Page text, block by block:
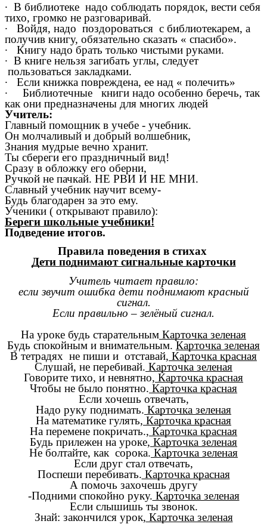
∙ В библиотеке надо соблюдать порядок, вести себя
тихо, громко не разговаривай.
∙ Войдя, надо поздороваться с библиотекарем, а
получив книгу, обязательно сказать « спасибо».
∙ Книгу надо брать только чистыми руками.
∙ В книге нельзя загибать углы, следует
пользоваться закладками.
∙ Если книжка повреждена, ее над « полечить»
∙ Библиотечные книги надо особенно беречь, так
как они предназначены для многих людей
Учитель:
Главный помощник в учебе - учебник.
Он молчаливый и добрый волшебник,
Знания мудрые вечно хранит.
Ты сбереги его праздничный вид!
Сразу в обложку его оберни,
Ручкой не пачкай. НЕ РВИ И НЕ МНИ.
Славный учебник научит всему-
Будь благодарен за это ему.
Ученики ( открывают правило):
Береги школьные учебники!
Подведение итогов.
Правила поведения в стихах
Дети поднимают сигнальные карточки
Учитель читает правило:
если звучит ошибка дети поднимают красный
сигнал.
Если правильно – зелёный сигнал.
На уроке будь старательным Карточка зеленая
Будь спокойным и внимательным.Карточка зеленая
В тетрадях не пиши и отставай, Карточка красная
Слушай, не перебивай. Карточка зеленая
Говорите тихо, и невнятно, Карточка красная
Чтобы не было понятно. Карточка красная
Если хочешь отвечать,
Надо руку поднимать. Карточка зеленая
На математике гулять, Карточка красная
На перемене покричать., Карточка красная
Будь прилежен на уроке, Карточка зеленая
Не болтайте, как сорока. Карточка зеленая
Если друг стал отвечать,
Поспеши перебивать. Карточка красная
А помочь захочешь другу
-Подними спокойно руку. Карточка зеленая
Если слышишь ты звонок.
Знай: закончился урок, Карточка зеленая